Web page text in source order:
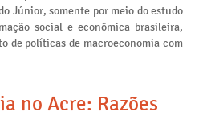
Júnior, somente por meio do estudo
social e econômica brasileira,
de políticas de macroeconomia com
no Acre: Razões